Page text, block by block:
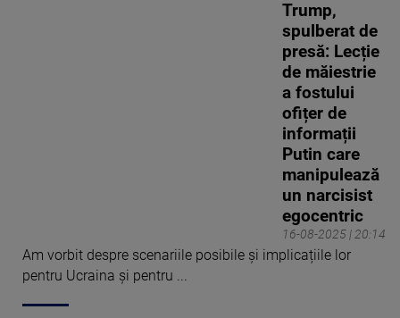
16-08-2025 | 20:14
Trump,
spulberat de
presă: Lecție
de măiestrie
a fostului
ofițer de
informații
Putin care
manipulează
un narcisist
egocentric
Am vorbit despre scenariile posibile și implicațiile lor
pentru Ucraina și pentru ...